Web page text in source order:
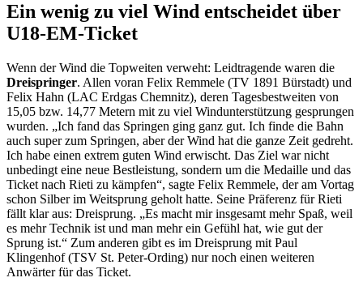
Ein wenig zu viel Wind entscheidet über
U18-EM-Ticket
Wenn der Wind die Topweiten verweht: Leidtragende waren die
Dreispringer. Allen voran Felix Remmele (TV 1891 Bürstadt) und
Felix Hahn (LAC Erdgas Chemnitz), deren Tagesbestweiten von
15,05 bzw. 14,77 Metern mit zu viel Windunterstützung gesprungen
wurden. „Ich fand das Springen ging ganz gut. Ich finde die Bahn
auch super zum Springen, aber der Wind hat die ganze Zeit gedreht.
Ich habe einen extrem guten Wind erwischt. Das Ziel war nicht
unbedingt eine neue Bestleistung, sondern um die Medaille und das
Ticket nach Rieti zu kämpfen“, sagte Felix Remmele, der am Vortag
schon Silber im Weitsprung geholt hatte. Seine Präferenz für Rieti
fällt klar aus: Dreisprung. „Es macht mir insgesamt mehr Spaß, weil
es mehr Technik ist und man mehr ein Gefühl hat, wie gut der
Sprung ist.“ Zum anderen gibt es im Dreisprung mit Paul
Klingenhof (TSV St. Peter-Ording) nur noch einen weiteren
Anwärter für das Ticket.